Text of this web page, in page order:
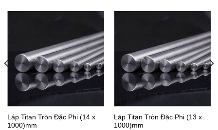
Láp Titan Tròn Đặc Phi (14 x
1000)mm
Láp Titan Tròn Đặc Phi (13 x
1000)mm